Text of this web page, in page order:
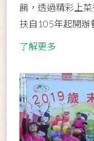
餚，透過精彩上
扶自105年起開辦
了解更多